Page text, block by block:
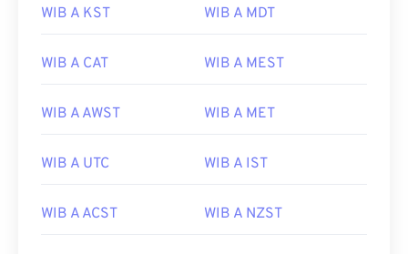
WIB A KST WIB A MDT
WIB A CAT WIB A MEST
WIB A AWST WIB A MET
WIB A UTC WIB A IST
WIB A ACST WIB A NZST